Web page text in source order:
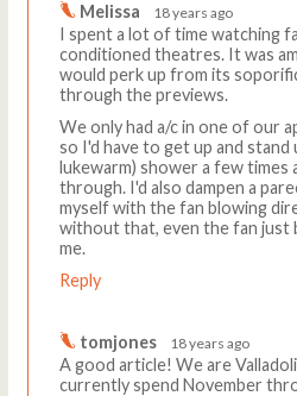
Melissa 18 years ago
I spent a lot of time watching
conditioned theatres. It was
would perk up from its
through the previews.
We only had a/c in one of our
so I'd have to get up and
lukewarm) shower a few times
through. I'd also dampen a
myself with the fan blowing
without that, even the fan just
me.
Reply
tomjones 18 years ago
A good article! We are
currently spend November